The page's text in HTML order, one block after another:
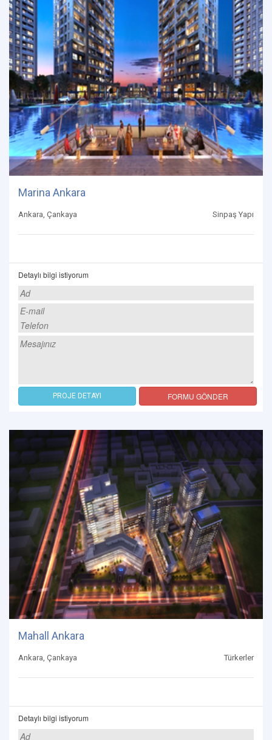
Marina Ankara
Ankara, Çankaya Sinpaş Yapı
Detaylı bilgi istiyorum
PROJE DETAYI FORMU GÖNDER
Mahall Ankara
Ankara, Çankaya Türkerler
Detaylı bilgi istiyorum